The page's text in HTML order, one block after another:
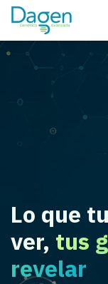
Ir al contenido
Lo que
ver, tus
revelar